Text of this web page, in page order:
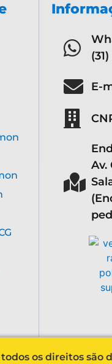
E-
Av.
os direitos são